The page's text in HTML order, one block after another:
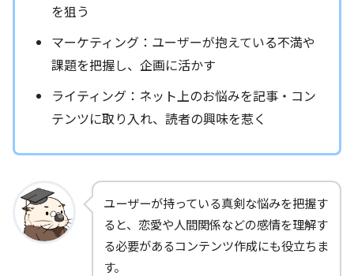
を狙う
マーケティング：ユーザーが抱えている不満や
課題を把握し、企画に活かす
ライティング：ネット上のお悩みを記事・コン
テンツに取り入れ、読者の興味を惹く
ユーザーが持っている真剣な悩みを把握す
ると、恋愛や人間関係などの感情を理解す
る必要があるコンテンツ作成にも役立ちま
す。